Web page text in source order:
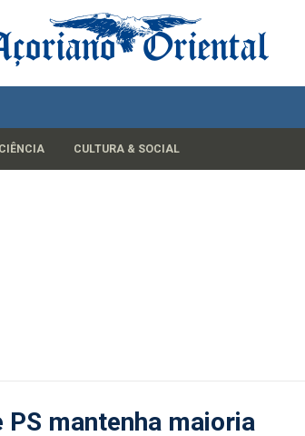
CIÊNCIA CULTURA & SOCIAL
mantenha maioria